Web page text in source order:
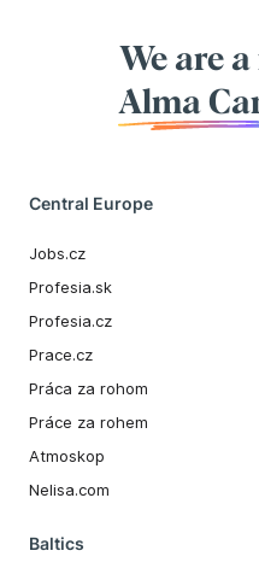
We are
Alma
Central Europe
Jobs.cz
Profesia.sk
Profesia.cz
Prace.cz
Práca za rohom
Práce za rohem
Atmoskop
Nelisa.com
Baltics